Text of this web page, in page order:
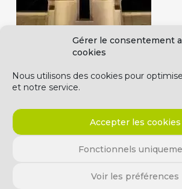
Gérer le consentement
cookies
Nous utilisons des cookies pour
et notre service.
Accepter les cookies
Fonctionnels
Voir les préférences